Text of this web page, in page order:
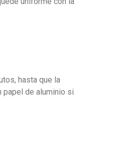
hasta que la
de aluminio si